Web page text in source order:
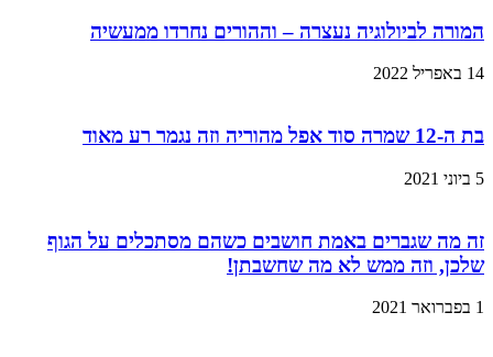
המורה לביולוגיה נעצרה – וההורים נחרדו ממעשיה
14 באפריל 2022
בת ה-12 שמרה סוד אפל מהוריה וזה נגמר רע מאוד
5 ביוני 2021
זה מה שגברים באמת חושבים כשהם מסתכלים על הגוף
שלכן, וזה ממש לא מה שחשבתן!
1 בפברואר 2021